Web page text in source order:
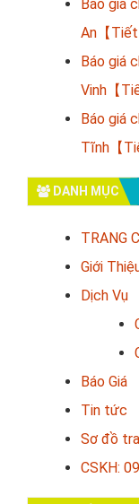
Báo giá
An【Tiết
Báo giá
Vinh【
Báo giá
Tĩnh【
DANH MỤC
TRANG
Giới
Dịch Vụ
Báo Giá
Tin tức
Sơ đồ
CSKH: